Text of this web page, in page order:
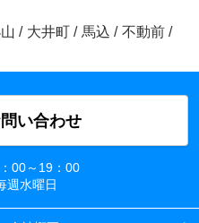
/ 大井町 / 馬込 / 不動前 /
い合わせ
00～19：00
週水曜日